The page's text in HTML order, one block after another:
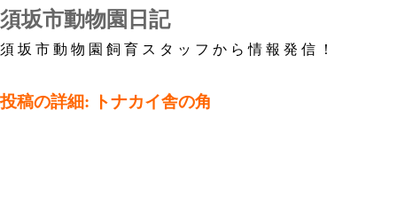
須坂市動物園日記
須坂市動物園飼育スタッフから情報発信！
投稿の詳細: トナカイ舎の角